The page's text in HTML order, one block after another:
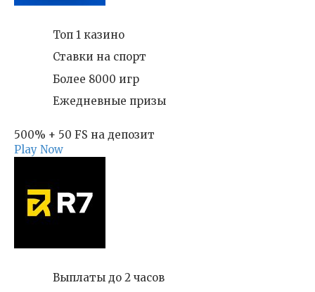
Топ 1 казино
Ставки на спорт
Более 8000 игр
Ежедневные призы
500% + 50 FS на депозит
Play Now
Выплаты до 2 часов